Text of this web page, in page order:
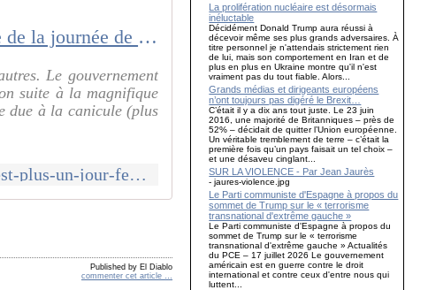
Le LUNDI DE PENTECÔTE n’est plus un jour férié : qui profite de la journée de solidarité, votre grand-mère ou votre patron ?
Le gouvernement
suite à la magnifique
due à la canicule (plus
http://www.communcommune.com/2020/06/le-lundi-de-pentecote-n-est-plus-un-jour-ferie-qui-profite-de-la-journee-de-solidarite-votre-grand-mere-ou-votre-patron.html
Published by El Diablo
commenter cet article …
La prolifération nucléaire est désormais
inéluctable
Décidément Donald Trump aura réussi à
décevoir même ses plus grands adversaires. À
titre personnel je n'attendais strictement rien
de lui, mais son comportement en Iran et de
plus en plus en Ukraine montre qu'il n'est
vraiment pas du tout fiable. Alors...
Grands médias et dirigeants européens
n’ont toujours pas digéré le Brexit…
C’était il y a dix ans tout juste. Le 23 juin
2016, une majorité de Britanniques – près de
52% – décidait de quitter l’Union européenne.
Un véritable tremblement de terre – c’était la
première fois qu’un pays faisait un tel choix –
et une désaveu cinglant...
SUR LA VIOLENCE - Par Jean Jaurès
- jaures-violence.jpg
Le Parti communiste d'Espagne à propos du
sommet de Trump sur le « terrorisme
transnational d'extrême gauche »
Le Parti communiste d'Espagne à propos du
sommet de Trump sur le « terrorisme
transnational d'extrême gauche » Actualités
du PCE – 17 juillet 2026 Le gouvernement
américain est en guerre contre le droit
international et contre ceux d'entre nous qui
luttent...